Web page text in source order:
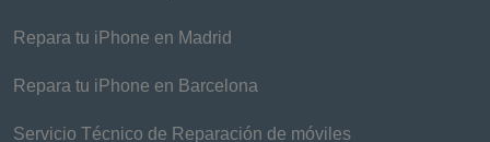
Repara tu iPhone en Madrid
Repara tu iPhone en Barcelona
Servicio Técnico de Reparación de móviles